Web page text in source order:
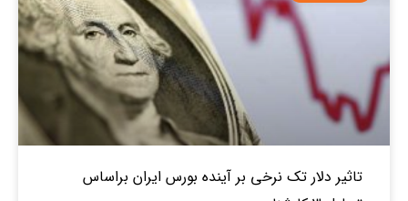
تاثیر دلار تک نرخی بر آینده بورس ایران براساس